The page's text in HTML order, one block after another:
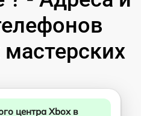
центра Xbox в